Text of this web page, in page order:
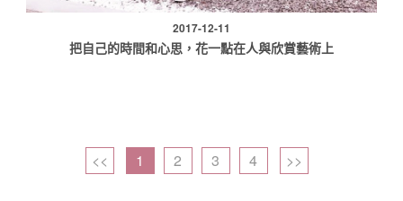
2017-12-11
把自己的時間和心思，花一點在人與欣賞藝術上
<< 1 2 3 4 >>